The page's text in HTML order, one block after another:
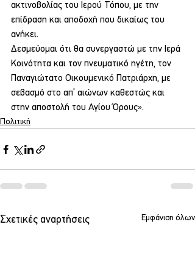
ακτινοβολίας του Ιερού Τόπου, με την
επίδραση και αποδοχή που δικαίως του
ανήκει.
Δεσμεύομαι ότι θα συνεργαστώ με την Ιερά
Κοινότητα και τον πνευματικό ηγέτη, τον
Παναγιώτατο Οικουμενικό Πατριάρχη, με
σεβασμό στο απ’ αιώνων καθεστώς και
στην αποστολή του Αγίου Όρους».
Πολιτική
Σχετικές αναρτήσεις Εμφάνιση όλων